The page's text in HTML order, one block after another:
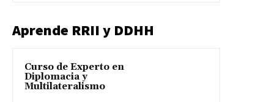
Aprende RRII y DDHH
Curso de Experto en
Diplomacia y
Multilateralismo